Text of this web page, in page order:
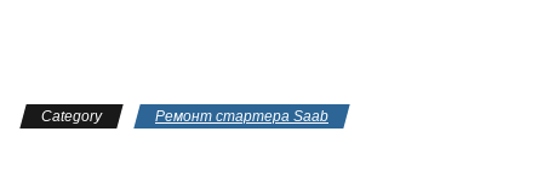
Category Ремонт стартера Saab